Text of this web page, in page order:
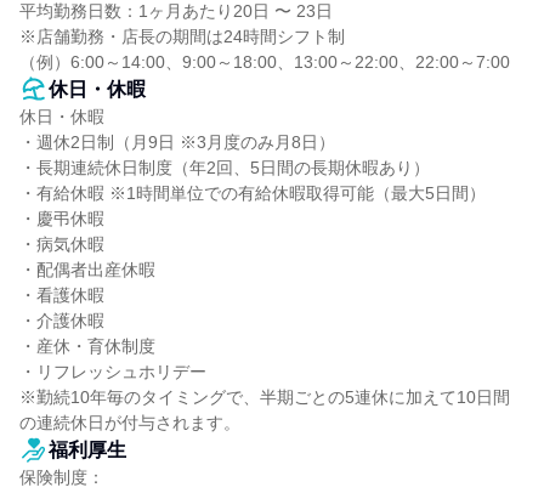
平均勤務日数：1ヶ月あたり20日 〜 23日
※店舗勤務・店長の期間は24時間シフト制
（例）6:00～14:00、9:00～18:00、13:00～22:00、22:00～7:00
休日・休暇
休日・休暇
・週休2日制（月9日 ※3月度のみ月8日）
・長期連続休日制度（年2回、5日間の長期休暇あり）
・有給休暇 ※1時間単位での有給休暇取得可能（最大5日間）
・慶弔休暇
・病気休暇
・配偶者出産休暇
・看護休暇
・介護休暇
・産休・育休制度
・リフレッシュホリデー
※勤続10年毎のタイミングで、半期ごとの5連休に加えて10日間
の連続休日が付与されます。
福利厚生
保険制度：